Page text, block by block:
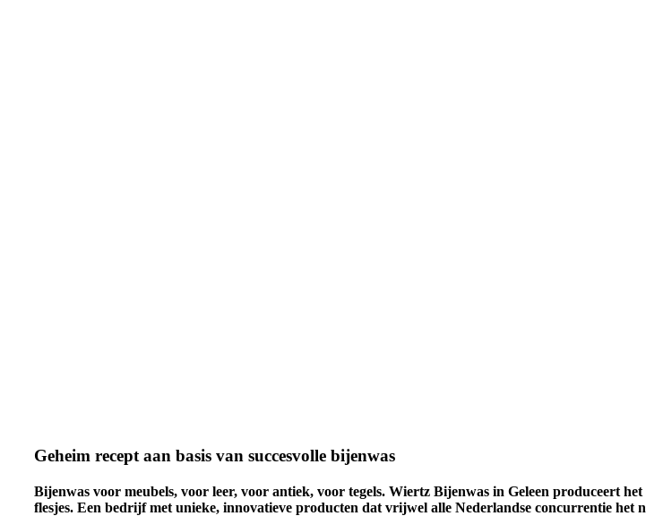
Geheim recept aan basis van succesvolle bijenwas
Bijenwas voor meubels, voor leer, voor antiek, voor tegels. Wiertz Bijenwas in Geleen produceert
flesjes. Een bedrijf met unieke, innovatieve producten dat vrijwel alle Nederlandse concurrentie het